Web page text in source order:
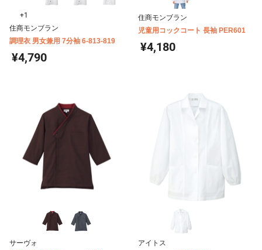
+1
住商モンブラン
調理衣 男女兼用 7分袖 6-813-819
¥4,790
住商モンブラン
児童用コックコート 長袖 PER601
¥4,180
サーヴォ
アイトス